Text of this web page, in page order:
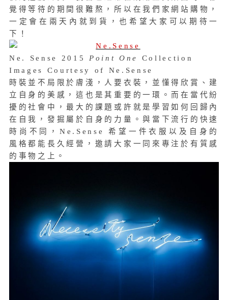
覺得等待的期間很難熬，所以在我們家網站購物，
一定會在兩天內就到貨，也希望大家可以期待一
下！
Ne. Sense 2015 Point One
Collection
Images Courtesy of Ne.Sense
時裝並不局限於膚淺，人要衣裝，並懂得欣賞、建
立自身的美感，這也是其重要的一環。而在當代紛
擾的社會中，最大的課題或許就是學習如何回歸內
在自我，發掘屬於自身的力量。與當下流行的快速
時尚不同，Ne.Sense 希望一件衣服以及自身的
風格都能長久經營，邀請大家一同來專注於有質感
的事物之上。